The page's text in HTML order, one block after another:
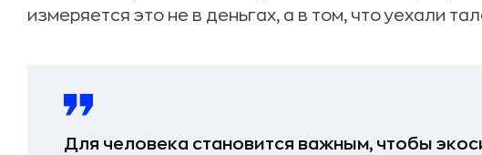
измеряется это не в деньгах, а в том, что уехали
Для человека становится важным, чтобы